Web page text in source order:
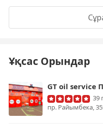
Ұқсас Орындар
GT oil service
39
пр. ​Райымбека,